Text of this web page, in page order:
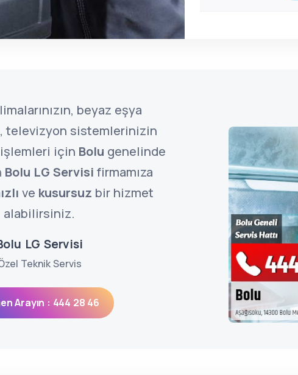
beyaz eşya
televizyon sistemlerinizin
işlemleri için Bolu genelinde
Bolu LG Servisi firmamıza
ve kusursuz bir hizmet
alabilirsiniz.
LG Servisi
Teknik Servis
Arayın : 444 28 46